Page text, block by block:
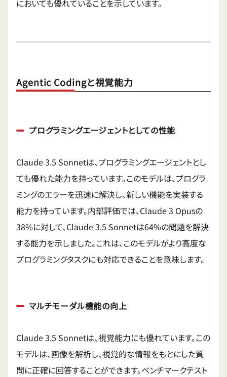
においても優れていることを示しています。
Agentic Codingと視覚能力
プログラミングエージェントとしての性能
Claude 3.5 Sonnetは、プログラミングエージェントとし
ても優れた能力を持っています。このモデルは、プログラ
ミングのエラーを迅速に解決し、新しい機能を実装する
能力を持っています。内部評価では、Claude 3 Opusの
38%に対して、Claude 3.5 Sonnetは64%の問題を解決
する能力を示しました。これは、このモデルがより高度な
プログラミングタスクにも対応できることを意味します。
マルチモーダル機能の向上
Claude 3.5 Sonnetは、視覚能力にも優れています。この
モデルは、画像を解析し、視覚的な情報をもとにした質
問に正確に回答することができます。ベンチマークテスト